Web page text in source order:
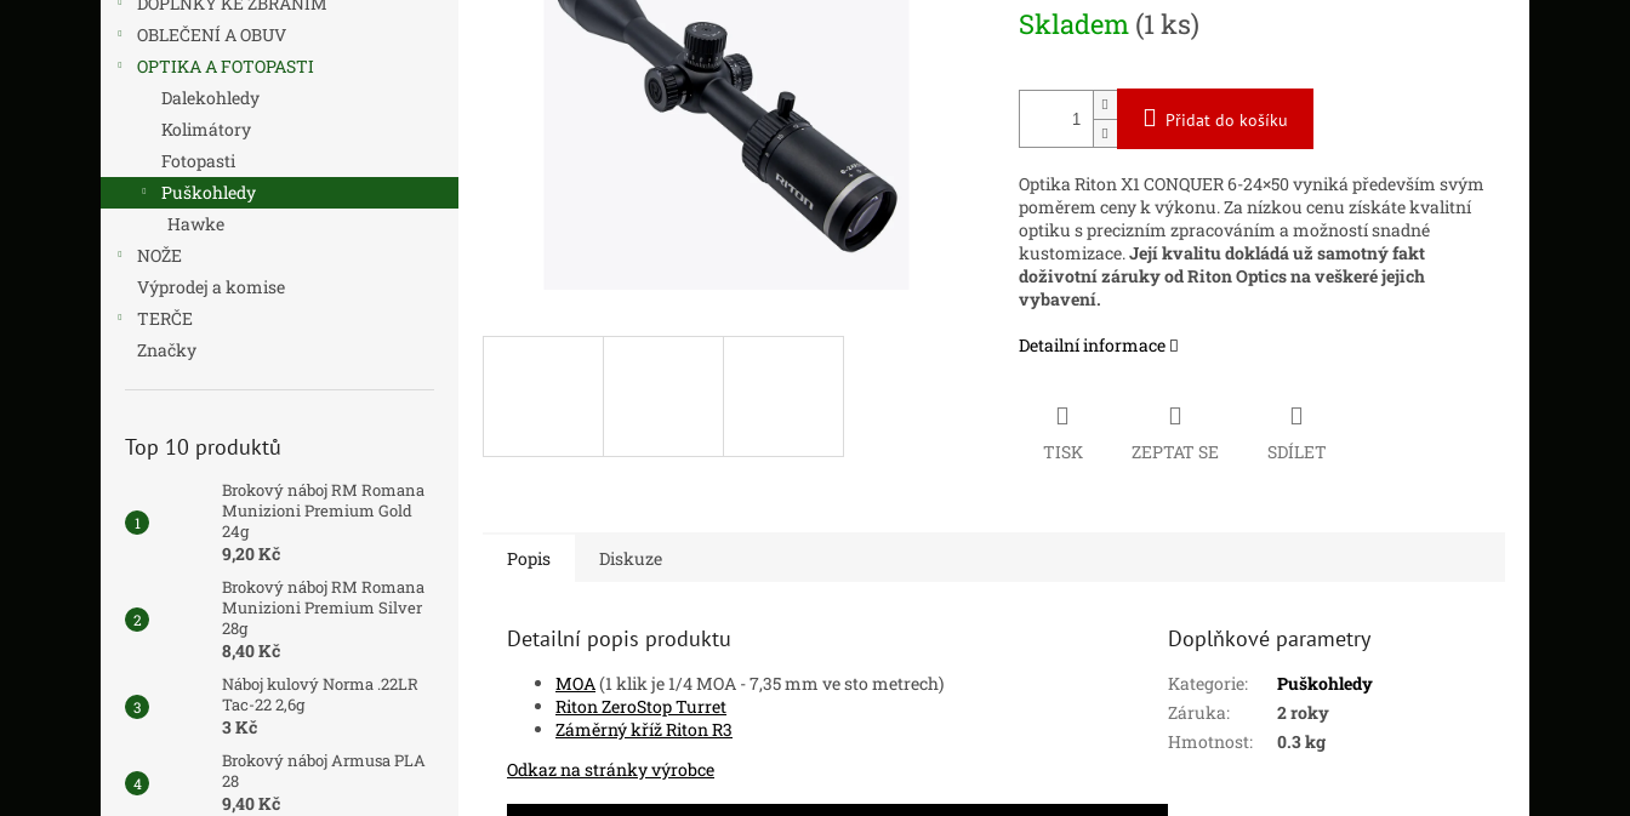
l
OBLEČENÍ A OBUV
OPTIKA A FOTOPASTI
Dalekohledy
Kolimátory
Fotopasti
Puškohledy
Hawke
NOŽE
Výprodej a komise
TERČE
Značky
Top 10 produktů
Brokový náboj RM Romana
Munizioni Premium Gold
24g
9,20 Kč
Brokový náboj RM Romana
Munizioni Premium Silver
28g
8,40 Kč
Náboj kulový Norma .22LR
Tac-22 2,6g
3 Kč
Brokový náboj Armusa PLA
28
9,40 Kč
cena:
Skladem (1 ks)
Přidat do košíku
Optika Riton X1 CONQUER 6-24×50 vyniká především svým
poměrem ceny k výkonu. Za nízkou cenu získáte kvalitní
optiku s precizním zpracováním a možností snadné
kustomizace.Její kvalitu dokládá už samotný fakt
doživotní záruky od Riton Optics na veškeré jejich
vybavení.
Detailní informace
TISK ZEPTAT SE SDÍLET
Popis Diskuze
Detailní popis produktu
MOA(1 klik je 1/4 MOA - 7,35 mm ve sto metrech)
Riton ZeroStop Turret
Záměrný kříž Riton R3
Odkaz na stránky výrobce
Doplňkové parametry
Kategorie:
Puškohledy
Záruka:
2 roky
Hmotnost: 0.3 kg